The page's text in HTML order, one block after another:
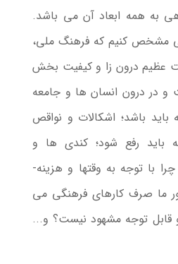
همه ابعاد آن می باشد.
مشخص كنیم كه فرهنگ ملی،
عظیم درون زا و كیفیت بخش
در درون انسان ها و جامعه
باید باشد؛ اشكالات و نواقص
رفع شود؛ كندی ها و
با توجه به وقتها و هزینه­
ما صرف کارهای فرهنگی می
قابل توجه مشهود نیست؟ و...